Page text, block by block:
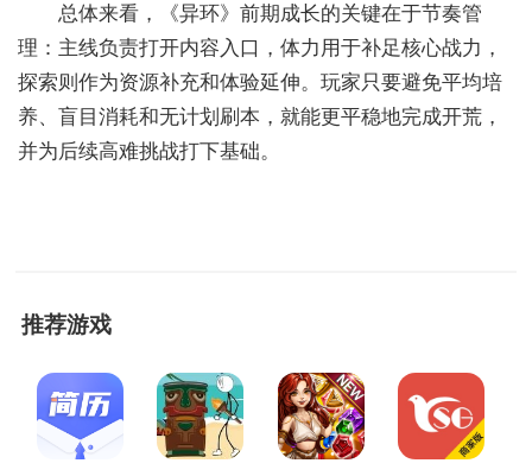
总体来看，《异环》前期成长的关键在于节奏管
理：主线负责打开内容入口，体力用于补足核心战力，
探索则作为资源补充和体验延伸。玩家只要避免平均培
养、盲目消耗和无计划刷本，就能更平稳地完成开荒，
并为后续高难挑战打下基础。
推荐游戏